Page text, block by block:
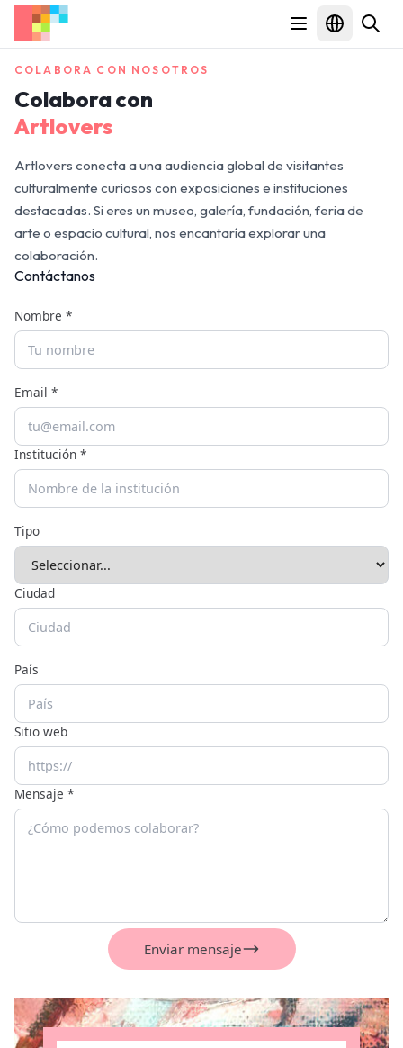
COLABORA CON NOSOTROS
Colabora con
Artlovers
Artlovers conecta a una audiencia global de visitantes
culturalmente curiosos con exposiciones e instituciones
destacadas. Si eres un museo, galería, fundación, feria de
arte o espacio cultural, nos encantaría explorar una
colaboración.
Contáctanos
Nombre *
Email *
Institución *
Tipo
Ciudad
País
Sitio web
Mensaje *
Enviar mensaje